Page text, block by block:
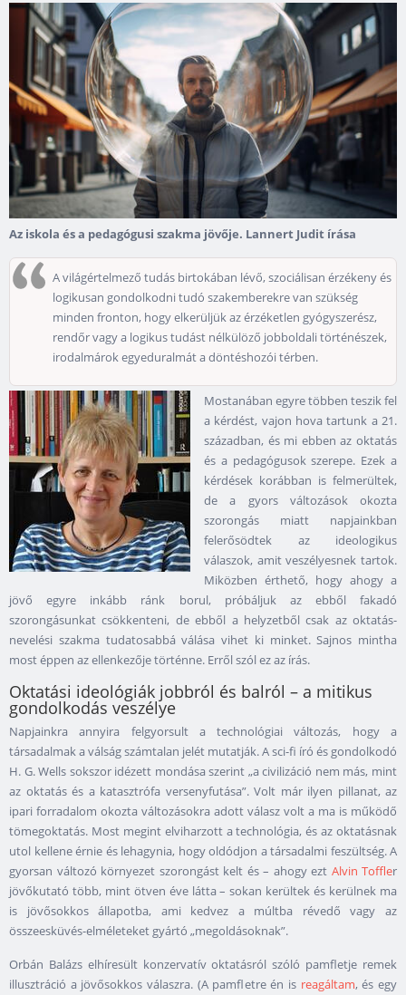
Az iskola és a pedagógusi szakma jövője. Lannert Judit írása
A világértelmező tudás birtokában lévő, szociálisan érzékeny és
logikusan gondolkodni tudó szakemberekre van szükség
minden fronton, hogy elkerüljük az érzéketlen gyógyszerész,
rendőr vagy a logikus tudást nélkülöző jobboldali történészek,
irodalmárok egyeduralmát a döntéshozói térben.
Mostanában egyre többen teszik fel
a kérdést, vajon hova tartunk a 21.
században, és mi ebben az oktatás
és a pedagógusok szerepe. Ezek a
kérdések korábban is felmerültek,
de a gyors változások okozta
szorongás miatt napjainkban
felerősödtek az ideologikus
válaszok, amit veszélyesnek tartok.
Miközben érthető, hogy ahogy a
jövő egyre inkább ránk borul, próbáljuk az ebből fakadó
szorongásunkat csökkenteni, de ebből a helyzetből csak az oktatás-
nevelési szakma tudatosabbá válása vihet ki minket. Sajnos mintha
most éppen az ellenkezője történne. Erről szól ez az írás.
Oktatási ideológiák jobbról és balról – a mitikus
gondolkodás veszélye
Napjainkra annyira felgyorsult a technológiai változás, hogy a
társadalmak a válság számtalan jelét mutatják. A sci-fi író és gondolkodó
H. G. Wells sokszor idézett mondása szerint „a civilizáció nem más, mint
az oktatás és a katasztrófa versenyfutása”. Volt már ilyen pillanat, az
ipari forradalom okozta változásokra adott válasz volt a ma is működő
tömegoktatás. Most megint elviharzott a technológia, és az oktatásnak
utol kellene érnie és lehagynia, hogy oldódjon a társadalmi feszültség. A
gyorsan változó környezet szorongást kelt és – ahogy ezt Alvin Toffler
jövőkutató több, mint ötven éve látta – sokan kerültek és kerülnek ma
is jövősokkos állapotba, ami kedvez a múltba révedő vagy az
összeesküvés-elméleteket gyártó „megoldásoknak”.
Orbán Balázs elhíresült konzervatív oktatásról szóló pamfletje remek
illusztráció a jövősokkos válaszra. (A pamfletre én is reagáltam, és egy